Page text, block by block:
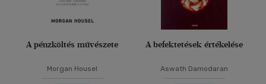
A pénzköltés művészete
Morgan Housel
A befektetések értékelése
Aswath Damodaran